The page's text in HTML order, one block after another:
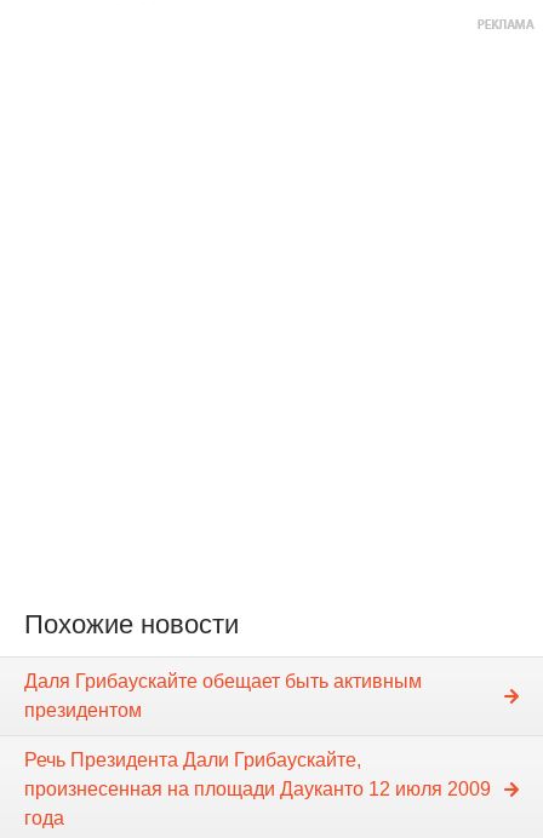
Похожие новости
Даля Грибаускайте обещает быть активным
президентом
Речь Президента Дали Грибаускайте,
произнесенная на площади Дауканто 12 июля 2009
года